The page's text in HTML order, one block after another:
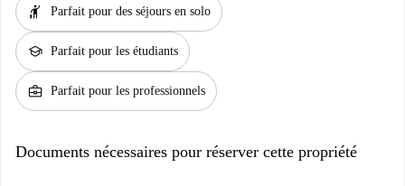
hail Parfait pour des séjours en solo
school Parfait pour les étudiants
business_center Parfait pour les professionnels
Documents nécessaires pour réserver cette propriété